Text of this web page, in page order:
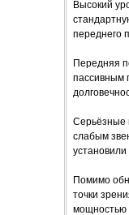
Высокий
переднего
Передняя
пассивным
Серьёзные
слабым
Помимо
точки
мощностью